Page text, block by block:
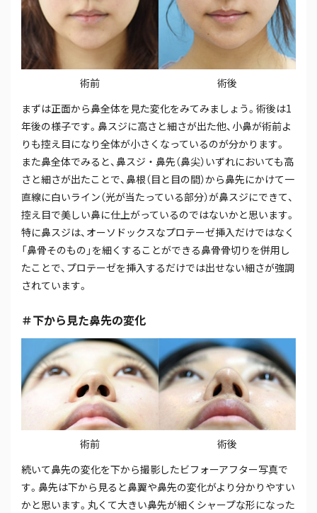
術前
術後
まずは正面から鼻全体を見た変化をみてみましょう。術後は1
年後の様子です。鼻スジに高さと細さが出た他、小鼻が術前よ
りも控え目になり全体が小さくなっているのが分かります。
また鼻全体でみると、鼻スジ・鼻先（鼻尖）いずれにおいても高
さと細さが出たことで、鼻根（目と目の間）から鼻先にかけて一
直線に白いライン（光が当たっている部分）が鼻スジにできて、
控え目で美しい鼻に仕上がっているのではないかと思います。
特に鼻スジは、オーソドックスなプロテーゼ挿入だけではなく
「鼻骨そのもの」を細くすることができる鼻骨骨切りを併用し
たことで、プロテーゼを挿入するだけでは出せない細さが強調
されています。
＃下から見た鼻先の変化
術前
術後
続いて鼻先の変化を下から撮影したビフォーアフター写真で
す。鼻先は下から見ると鼻翼や鼻先の変化がより分かりやすい
かと思います。丸くて大きい鼻先が細くシャープな形になった